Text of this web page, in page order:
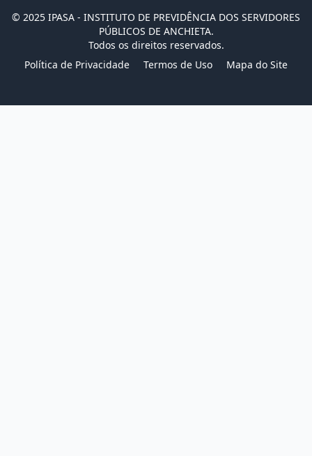
© 2025 IPASA - INSTITUTO DE PREVIDÊNCIA DOS SERVIDORES
PÚBLICOS DE ANCHIETA.
Todos os direitos reservados.
Política de Privacidade
Termos de Uso Mapa do Site